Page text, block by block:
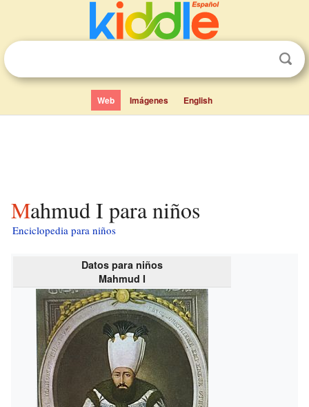
Web Imágenes English
Mahmud I para niños
Enciclopedia para niños
Datos para niños
Mahmud I